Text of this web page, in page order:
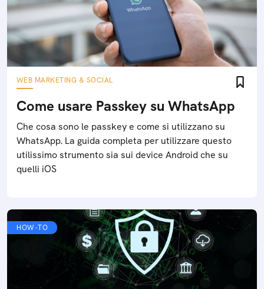
WEB MARKETING & SOCIAL
Come usare Passkey su WhatsApp
Che cosa sono le passkey e come si utilizzano su
WhatsApp. La guida completa per utilizzare questo
utilissimo strumento sia sui device Android che su
quelli iOS
HOW-TO